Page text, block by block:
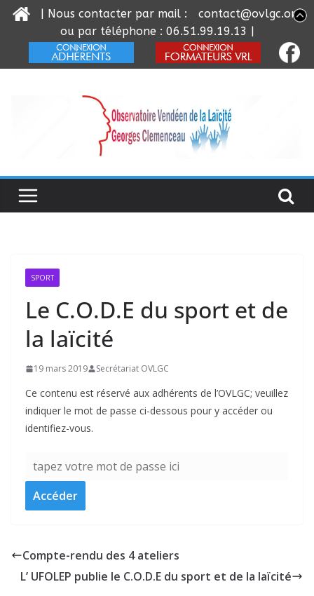
SPORT
Le C.O.D.E du sport et de
la laïcité
19 mars 2019 Secrétariat OVLGC
Ce contenu est réservé aux adhérents de l’OVLGC; veuillez
indiquer le mot de passe ci-dessous pour y accéder ou
identifiez-vous.
Compte-rendu des 4 ateliers
L’ UFOLEP publie le C.O.D.E du sport et de la laïcité
| Nous contacter par mail :
contact@ovlgc.org
ou par téléphone : 06.51.99.19.13 |